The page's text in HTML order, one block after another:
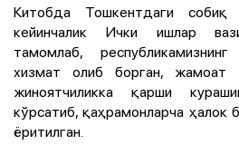
Китобда Тошкентдаги собиқ
кейинчалик Ички ишлар
тамомлаб,
хизмат олиб борган, жамоат
жиноятчиликка қарши
кўрсатиб, қаҳрамонларча ҳалок
ёритилган.